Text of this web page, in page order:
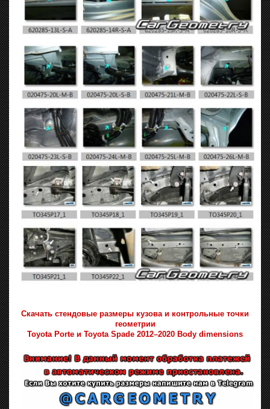
Скачать стендовые размеры кузова и контрольные точки
геометрии
Toyota Porte и Toyota Spade 2012–2020 Body dimensions